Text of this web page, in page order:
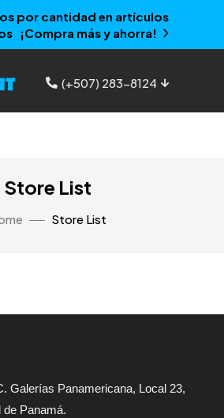
por cantidad en artículos
¡Compra más y ahorra!
(+507) 283-8124
Store List
Store List
Galerías Panamericana, Local 23,
de Panamá.